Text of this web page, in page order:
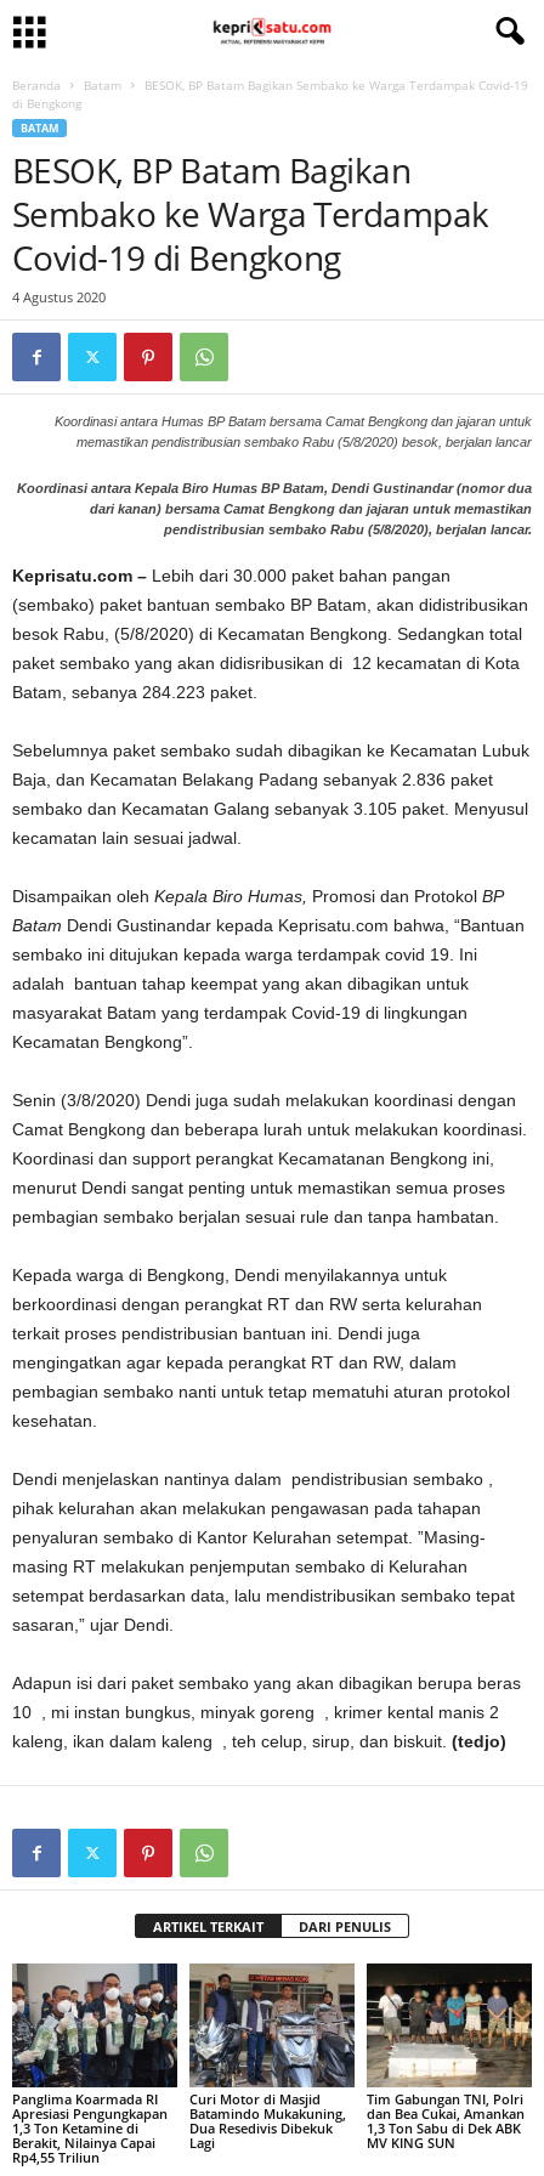
Beranda Batam
BESOK, BP Batam Bagikan Sembako ke Warga Terdampak Covid-19
di Bengkong
BATAM
BESOK, BP Batam Bagikan
Sembako ke Warga Terdampak
Covid-19 di Bengkong
4 Agustus 2020
Koordinasi antara Humas BP Batam bersama Camat Bengkong dan jajaran untuk
memastikan pendistribusian sembako Rabu (5/8/2020) besok, berjalan lancar
Koordinasi antara Kepala Biro Humas BP Batam, Dendi Gustinandar (nomor dua
dari kanan) bersama Camat Bengkong dan jajaran untuk memastikan
pendistribusian sembako Rabu (5/8/2020), berjalan lancar.
Keprisatu.com – Lebih dari 30.000 paket bahan pangan
(sembako) paket bantuan sembako BP Batam, akan didistribusikan
besok Rabu, (5/8/2020) di Kecamatan Bengkong. Sedangkan total
paket sembako yang akan didisribusikan di 12 kecamatan di Kota
Batam, sebanya 284.223 paket.
Sebelumnya paket sembako sudah dibagikan ke Kecamatan Lubuk
Baja, dan Kecamatan Belakang Padang sebanyak 2.836 paket
sembako dan Kecamatan Galang sebanyak 3.105 paket. Menyusul
kecamatan lain sesuai jadwal.
Disampaikan oleh Kepala Biro Humas Promosi dan Protokol BP
Batam Dendi Gustinandar kepada Keprisatu.com bahwa, “Bantuan
sembako ini ditujukan kepada warga terdampak covid 19. Ini
adalah bantuan tahap keempat yang akan dibagikan untuk
masyarakat Batam yang terdampak Covid-19 di lingkungan
Kecamatan Bengkong”.
Senin (3/8/2020) Dendi juga sudah melakukan koordinasi dengan
Camat Bengkong dan beberapa lurah untuk melakukan koordinasi.
Koordinasi dan support perangkat Kecamatanan Bengkong ini,
menurut Dendi sangat penting untuk memastikan semua proses
pembagian sembako berjalan sesuai rule dan tanpa hambatan.
Kepada warga di Bengkong, Dendi menyilakannya untuk
berkoordinasi dengan perangkat RT dan RW serta kelurahan
terkait proses pendistribusian bantuan ini. Dendi juga
mengingatkan agar kepada perangkat RT dan RW, dalam
pembagian sembako nanti untuk tetap mematuhi aturan protokol
kesehatan.
Dendi menjelaskan nantinya dalam pendistribusian sembako ,
pihak kelurahan akan melakukan pengawasan pada tahapan
penyaluran sembako di Kantor Kelurahan setempat. ”Masing-
masing RT melakukan penjemputan sembako di Kelurahan
setempat berdasarkan data, lalu mendistribusikan sembako tepat
sasaran,” ujar Dendi.
Adapun isi dari paket sembako yang akan dibagikan berupa beras
10 , mi instan bungkus, minyak goreng , krimer kental manis 2
kaleng, ikan dalam kaleng , teh celup, sirup, dan biskuit. (tedjo)
ARTIKEL TERKAIT DARI PENULIS
Panglima Koarmada RI
Apresiasi Pengungkapan
1,3 Ton Ketamine di
Berakit, Nilainya Capai
Rp4,55 Triliun
Curi Motor di Masjid
Batamindo Mukakuning,
Dua Resedivis Dibekuk
Lagi
Tim Gabungan TNI, Polri
dan Bea Cukai, Amankan
1,3 Ton Sabu di Dek ABK
MV KING SUN